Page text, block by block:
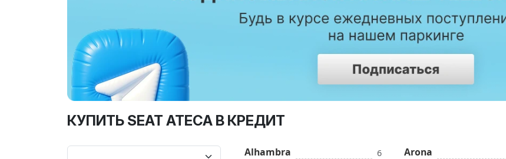
КУПИТЬ SEAT ATECA В КРЕДИТ
Alhambra 6 Arona